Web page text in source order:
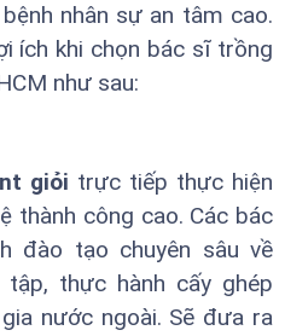
nhân sự an tâm cao.
ích khi chọn bác sĩ trồng
như sau:
giỏi trực tiếp thực hiện
thành công cao. Các bác
đào tạo chuyên sâu về
tập, thực hành cấy ghép
nước ngoài. Sẽ đưa ra